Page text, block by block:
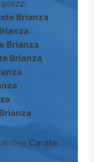
prezzi
Brianza
Brianza
Brianza
Carate